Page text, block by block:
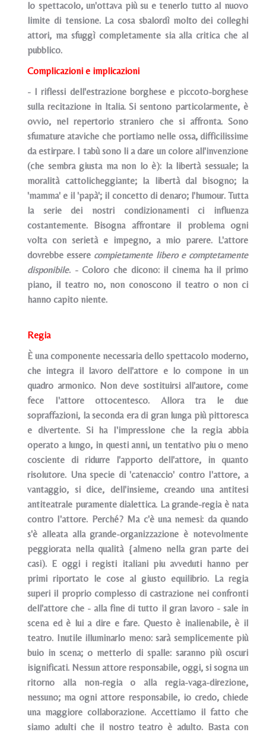
lo spettacolo, un'ottava più su e tenerlo tutto al nuovo
limite di tensione. La cosa sbalordì molto dei colleghi
attori, ma sfuggì completamente sia alla critica che al
pubblico.
Complicazioni e implicazioni
- I riflessi dell'estrazione borghese e piccoto-borghese
sulla recitazione in ltalia. Si sentono particolarmente, è
ovvio, nel repertorio straniero che si affronta. Sono
sfumature ataviche che portiamo nelle ossa, difficilissime
da estirpare. I tabù sono li a dare un colore all'invenzione
(che sembra giusta ma non lo è): la libertà sessuale; la
moralità cattolicheggiante; la libertà dal bisogno; la
'mamma' e il 'papà'; il concetto di denaro; l'humour. Tutta
la serie dei nostri condizionamenti ci influenza
costantemente. Bisogna affrontare il problema ogni
volta con serietà e impegno, a mio parere. L'attore
dovrebbe essere compietamente libero e comptetamente
disponibile. - Coloro che dicono: il cinema ha il primo
piano, il teatro no, non conoscono il teatro o non ci
hanno capito niente.
Regia
È una componente necessaria dello spettacolo moderno,
che integra il lavoro dell'attore e lo compone in un
quadro armonico. Non deve sostituirsi all'autore, come
fece I'attore ottocentesco. Allora tra le due
sopraffazioni, la seconda era di gran lunga più pittoresca
e divertente. Si ha I'impresslone che la regia abbia
operato a lungo, in questi anni, un tentativo piu o meno
cosciente di ridurre l'apporto dell'attore, in quanto
risolutore. Una specie di 'catenaccio' contro I'attore, a
vantaggio, si dice, dell'insieme, creando una antitesi
antiteatrale puramente dialettica. La grande-regia è nata
contro I'attore. Perché? Ma c'è una nemesi: da quando
s'è alleata alla grande-organizzazione è notevolmente
peggiorata nella qualità {almeno nella gran parte dei
casi). E oggi i registi italiani piu avveduti hanno per
primi riportato le cose al giusto equilibrio. La regia
superi il proprio complesso di castrazione nei confronti
dell'attore che - alla fine di tutto il gran lavoro - sale in
scena ed è lui a dire e fare. Questo è inalienabile, è il
teatro. Inutile illuminarlo meno: sarà semplicemente più
buio in scena; o metterlo di spalle: saranno più oscuri
isignificati. Nessun attore responsabile, oggi, si sogna un
ritorno alla non-regia o alla regia-vaga-direzione,
nessuno; ma ogni attore responsabile, io credo, chiede
una maggiore collaborazione. Accettiamo il fatto che
siamo adulti che il nostro teatro è adulto. Basta con